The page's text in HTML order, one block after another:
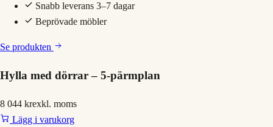
Snabb leverans 3–7 dagar
Beprövade möbler
Se produkten
Hylla med dörrar – 5-pärmplan
8 044 krexkl. moms
Lägg i varukorg